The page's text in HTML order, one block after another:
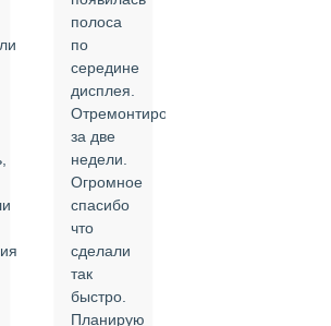
полоса
по
середине
дисплея.
Отремонтировали
за две
недели.
Огромное
спасибо
что
сделали
так
быстро.
Планирую